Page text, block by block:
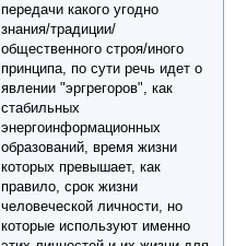
передачи какого угодно
знания/традиции/
общественного строя/иного
принципа, по сути речь идет о
явлении "эргрегоров", как
стабильных
энергоинформационных
образований, время жизни
которых превышает, как
правило, срок жизни
человеческой личности, но
которые используют именно